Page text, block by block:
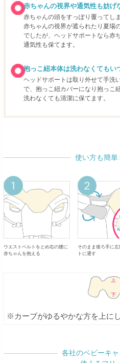
赤ちゃんの視界や通気性も妨げ
赤ちゃんの頭をすっぽり覆ってし
赤ちゃんの視界が遮られたり夏場
でしたが、ヘッドサポートなら赤
通気性も保てます。
抱っこ紐本体は洗わなくてもい
ヘッドサポートは取り外せて手洗
で、抱っこ紐カバーになり抱っこ
洗わなくても清潔に保てます。
使い方も簡単
ウエストベルトをとめ右の腰に
赤ちゃんを抱える
そのまま後ろ手に
トに通す
※カーブがゆるやかな方を上に
各社のベビーキ